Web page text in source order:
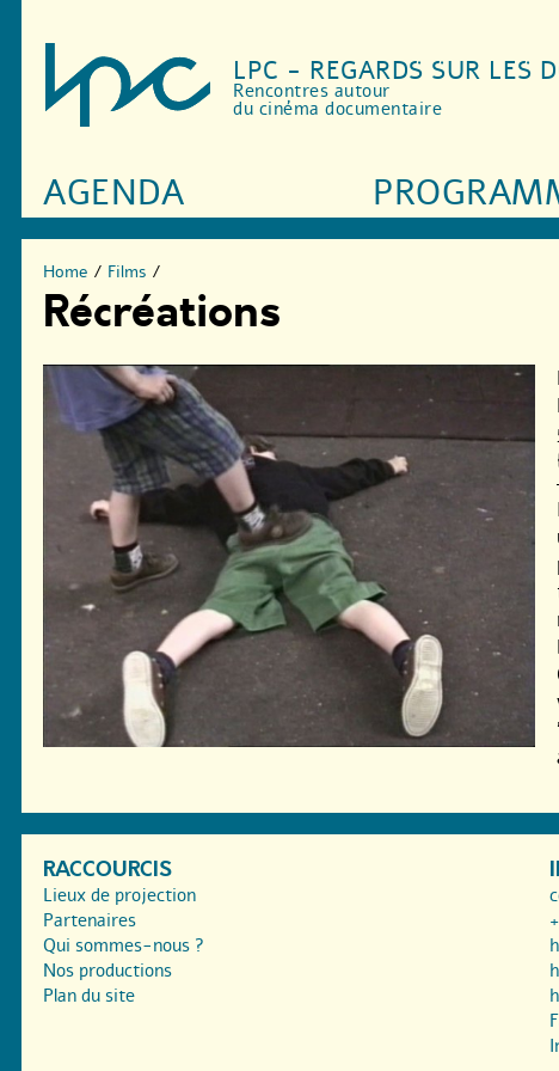
LPC - REGARDS SUR LES
Rencontres autour
du cinéma documentaire
AGENDA
Home / Films /
Récréations
RACCOURCIS
Lieux de projection
Partenaires
Qui sommes-nous ?
Nos productions
Plan du site